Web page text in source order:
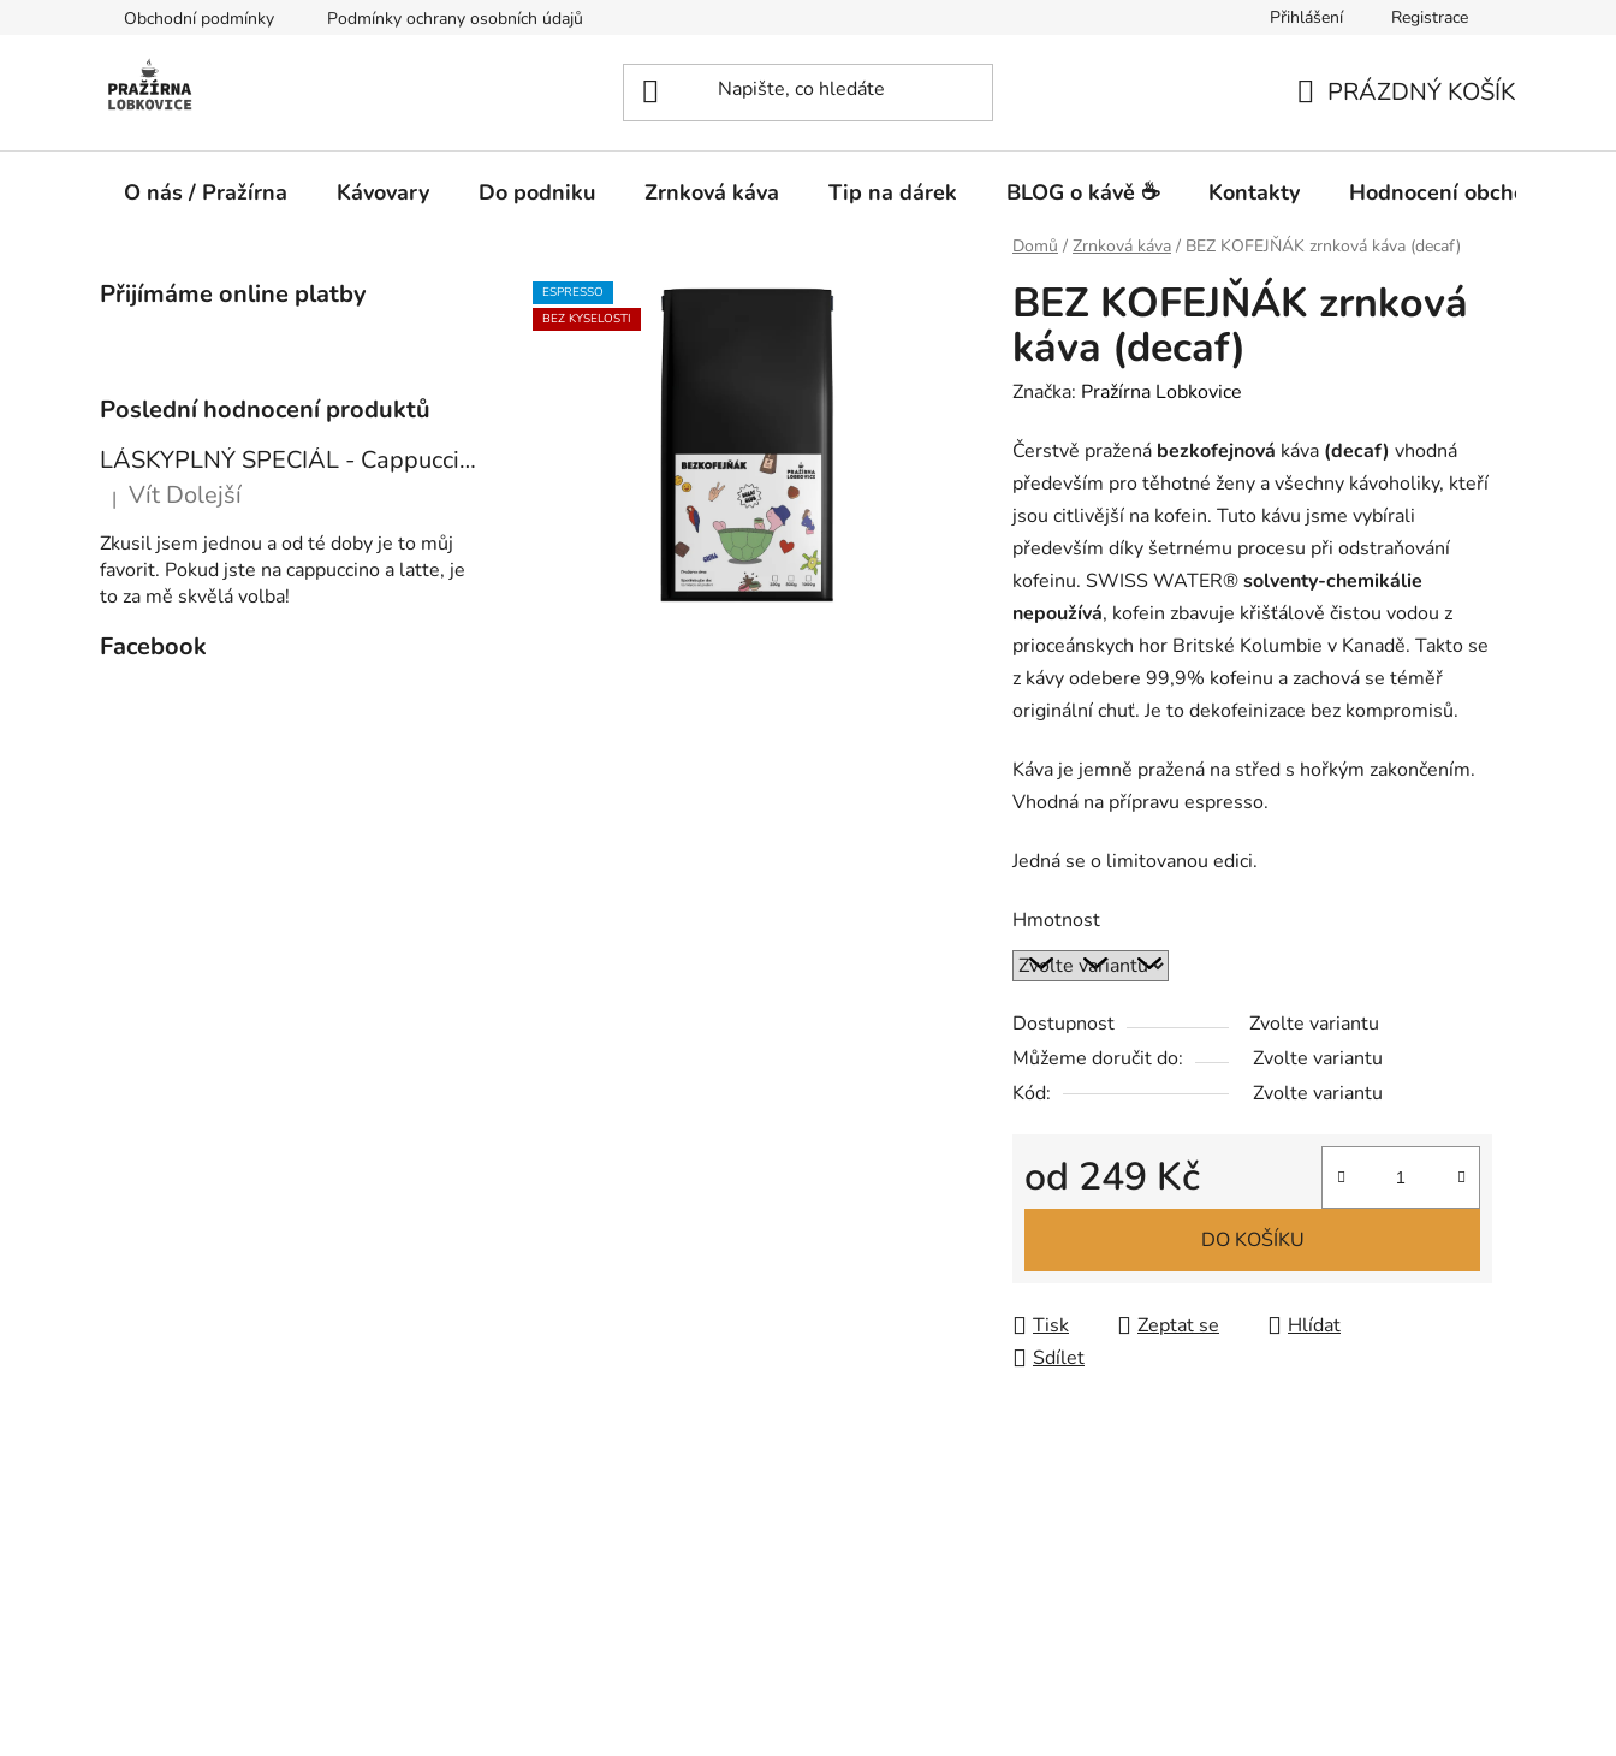
Obchodní podmínky Podmínky ochrany osobních údajů Přihlášení Registrace
KOŠÍK
PRÁZDNÝ KOŠÍK
O nás / Pražírna Kávovary Do podniku Zrnková káva Tip na dárek BLOG o kávě ☕ Kontakty Hodnocení obchodu
Domů / Zrnková káva / BEZ KOFEJŇÁK zrnková káva (decaf)
o
r
a
n
n
p
a
n
e
Přijímáme online platby
Poslední hodnocení produktů
LÁSKYPLNÝ SPECIÁL - Cappuccino blend
Hodnocení produktu je 5 z 5 hvězdiček.
| Vít Dolejší
Zkusil jsem jednou a od té doby je to můj
favorit. Pokud jste na cappuccino a latte, je
to za mě skvělá volba!
Facebook
BEZ KOFEJŇÁK zrnková
káva (decaf)
Značka: Pražírna Lobkovice
Čerstvě pražená bezkofejnová káva (decaf) vhodná
především pro těhotné ženy a všechny kávoholiky, kteří
jsou citlivější na kofein. Tuto kávu jsme vybírali
především díky šetrnému procesu při odstraňování
kofeinu. SWISS WATER®solventy-chemikálie
nepoužívá, kofein zbavuje křišťálově čistou vodou z
prioceánskych hor Britské Kolumbie v Kanadě. Takto se
z kávy odebere 99,9% kofeinu a zachová se téměř
originální chuť. Je to dekofeinizace bez kompromisů.
Káva je jemně pražená na střed s hořkým zakončením.
Vhodná na přípravu espresso.
Jedná se o limitovanou edici.
Hmotnost
Dostupnost
Zvolte variantu
Můžeme doručit do:
Zvolte variantu
Kód:
Zvolte variantu
od 249 Kč
Měrná cena:
DO KOŠÍKU
Tisk Zeptat se
Hlídat
Sdílet
ESPRESSO
BEZ KYSELOSTI